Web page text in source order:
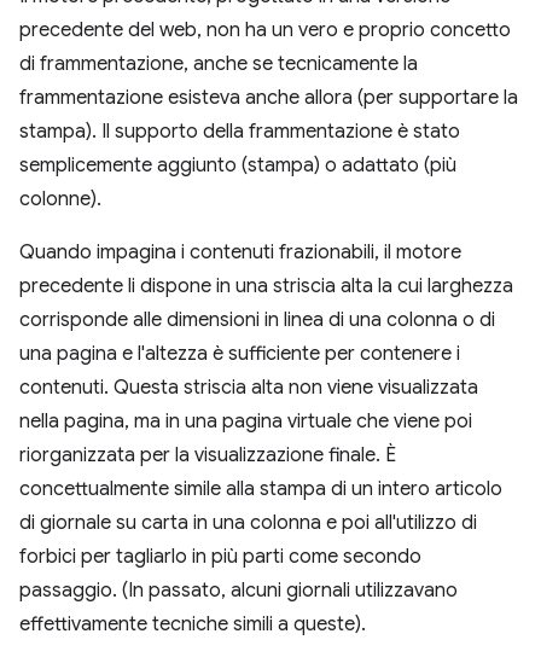
precedente del web, non ha un vero e proprio concetto
di frammentazione, anche se tecnicamente la
frammentazione esisteva anche allora (per supportare la
stampa). Il supporto della frammentazione è stato
semplicemente aggiunto (stampa) o adattato (più
colonne).
Quando impagina i contenuti frazionabili, il motore
precedente li dispone in una striscia alta la cui larghezza
corrisponde alle dimensioni in linea di una colonna o di
una pagina e l'altezza è sufficiente per contenere i
contenuti. Questa striscia alta non viene visualizzata
nella pagina, ma in una pagina virtuale che viene poi
riorganizzata per la visualizzazione finale. È
concettualmente simile alla stampa di un intero articolo
di giornale su carta in una colonna e poi all'utilizzo di
forbici per tagliarlo in più parti come secondo
passaggio. (In passato, alcuni giornali utilizzavano
effettivamente tecniche simili a queste).